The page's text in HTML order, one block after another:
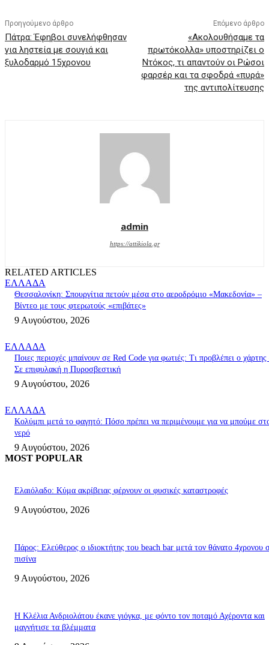
Προηγούμενο άρθρο
Πάτρα: Έφηβοι συνελήφθησαν
για ληστεία με σουγιά και
ξυλοδαρμό 15χρονου
Επόμενο άρθρο
«Ακολουθήσαμε τα
πρωτόκολλα» υποστηρίζει ο
Ντόκος, τι απαντούν οι Ρώσοι
φαρσέρ και τα σφοδρά «πυρά»
της αντιπολίτευσης
admin
https://attikiola.gr
RELATED ARTICLES
ΕΛΛΑΔΑ
Θεσσαλονίκη: Σπουργίτια πετούν μέσα στο αεροδρόμιο «Μακεδονία» –
Βίντεο με τους φτερωτούς «επιβάτες»
9 Αυγούστου, 2026
ΕΛΛΑΔΑ
Ποιες περιοχές μπαίνουν σε Red Code για φωτιές: Τι προβλέπει ο χάρτης
Σε επιφυλακή η Πυροσβεστική
9 Αυγούστου, 2026
ΕΛΛΑΔΑ
Κολύμπι μετά το φαγητό: Πόσο πρέπει να περιμένουμε για να μπούμε
νερό
9 Αυγούστου, 2026
MOST POPULAR
Ελαιόλαδο: Κύμα ακρίβειας φέρνουν οι φυσικές καταστροφές
9 Αυγούστου, 2026
Πάρος: Ελεύθερος ο ιδιοκτήτης του beach bar μετά τον θάνατο 4χρονου
πισίνα
9 Αυγούστου, 2026
Η Κλέλια Ανδριολάτου έκανε γιόγκα, με φόντο τον ποταμό Αχέροντα και
μαγνήτισε τα βλέμματα